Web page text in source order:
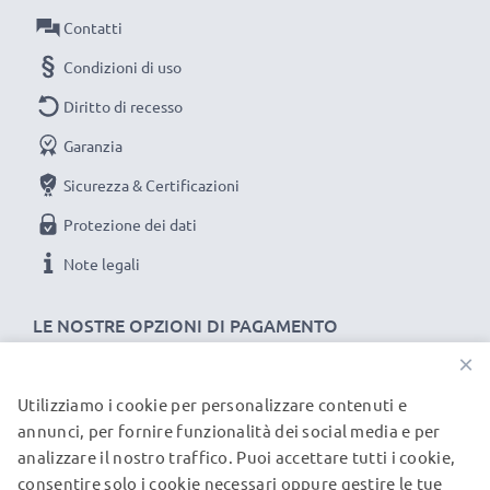
tulipano / a fiore / a petalo baionetta Paraluce
anni di garanzia!
LE NOSTRE OPZIONI DI PAGAMENTO
Contatti
Condizioni di uso
Diritto di recesso
Garanzia
Sicurezza & Certificazioni
Protezione dei dati
Note legali
I NOSTRI PARTNER DI SPEDIZIONE
×
Utilizziamo i cookie per personalizzare contenuti e
annunci, per fornire funzionalità dei social media e per
analizzare il nostro traffico. Puoi accettare tutti i cookie,
consentire solo i cookie necessari oppure gestire le tue